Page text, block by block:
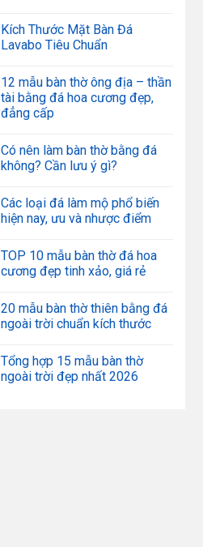
Kích Thước Mặt Bàn Đá
Lavabo Tiêu Chuẩn
12 mẫu bàn thờ ông địa – thần
tài bằng đá hoa cương đẹp,
đẳng cấp
Có nên làm bàn thờ bằng đá
không? Cần lưu ý gì?
Các loại đá làm mộ phổ biến
hiện nay, ưu và nhược điểm
TOP 10 mẫu bàn thờ đá hoa
cương đẹp tinh xảo, giá rẻ
20 mẫu bàn thờ thiên bằng đá
ngoài trời chuẩn kích thước
Tổng hợp 15 mẫu bàn thờ
ngoài trời đẹp nhất 2026